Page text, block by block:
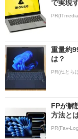
で実現
重量約
は？
PR(ねとら
FPが解
方法と
PR(Fav-